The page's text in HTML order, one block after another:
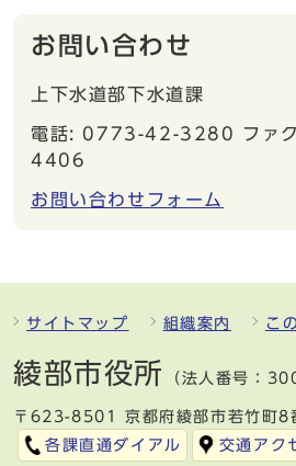
お問い合わせ
上下水道部下水道課
電話: 0773-42-3280 ファ
4406
お問い合わせフォーム
サイトマップ 組織案内 こ
綾部市役所 （法人番号：
〒623-8501 京都府綾部市若竹町8
各課直通ダイアル
交通アク